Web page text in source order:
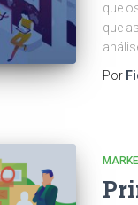
que
que
Por